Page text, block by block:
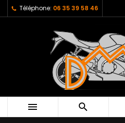
Téléphone: 06 35 39 58 46
 